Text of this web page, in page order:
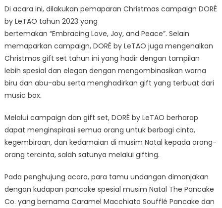
Di acara ini, dilakukan pemaparan Christmas campaign DORÉ
by LeTAO tahun 2023 yang
bertemakan “Embracing Love, Joy, and Peace”. Selain
memaparkan campaign, DORÉ by LeTAO juga mengenalkan
Christmas gift set tahun ini yang hadir dengan tampilan
lebih spesial dan elegan dengan mengombinasikan warna
biru dan abu-abu serta menghadirkan gift yang terbuat dari
music box.
Melalui campaign dan gift set, DORÉ by LeTAO berharap
dapat menginspirasi semua orang untuk berbagi cinta,
kegembiraan, dan kedamaian di musim Natal kepada orang-
orang tercinta, salah satunya melalui gifting.
Pada penghujung acara, para tamu undangan dimanjakan
dengan kudapan pancake spesial musim Natal The Pancake
Co. yang bernama Caramel Macchiato Soufflé Pancake dan